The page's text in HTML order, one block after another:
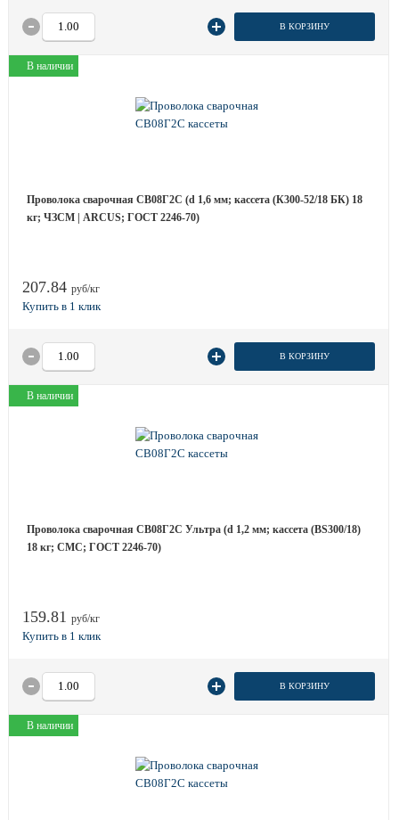
В КОРЗИНУ
В наличии
Проволока сварочная СВ08Г2С (d 1,6 мм; кассета (К300-52/18 БК) 18
кг; ЧЗСМ | ARCUS; ГОСТ 2246-70)
207.84 руб/кг
В КОРЗИНУ
В наличии
Проволока сварочная СВ08Г2С Ультра (d 1,2 мм; кассета (BS300/18)
18 кг; СМС; ГОСТ 2246-70)
159.81 руб/кг
В КОРЗИНУ
В наличии